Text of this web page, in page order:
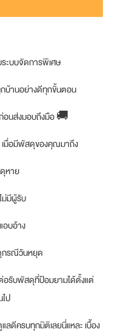
บบจัดการพิเศษ
บ้านอย่างดีทุกขั้นตอน
อนส่งมอบถึงมือ 🚚
เมื่อมีพัสดุของคุณมาถึง
หาย
มีผู้รับ
บอ้าง
รณีวันหยุด
รับพัสดุที่ป้อมยามได้ตั้งแต่
ป
ลดีครบทุกมิติเลยนี่แหละ เบื้อง